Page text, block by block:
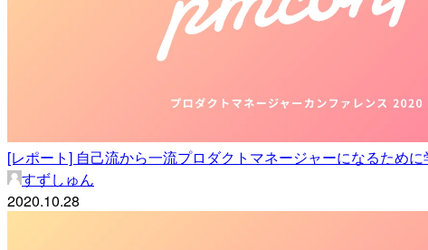
[レポート] 自己流から一流プロダクトマネージャーになるため
すずしゅん
2020.10.28